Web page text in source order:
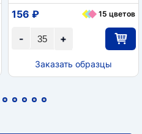
+
-
156 ₽ 15 цветов
Заказать образцы